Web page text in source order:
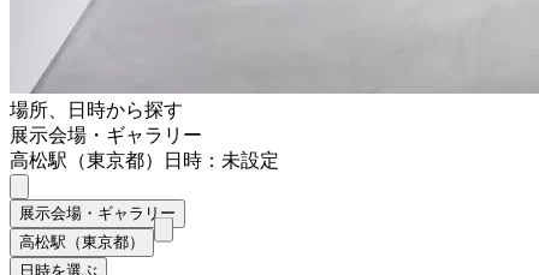
場所、日時から探す
展示会場・ギャラリー
高松駅（東京都）
日時：未設定
展示会場・ギャラリー
高松駅（東京都）
日時を選ぶ